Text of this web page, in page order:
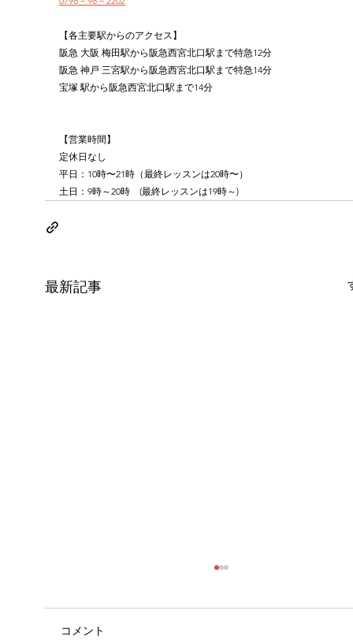
【各主要駅からのアクセス】
阪急 大阪 梅田駅から阪急西宮北口駅まで特急12分
阪急 神戸 三宮駅から阪急西宮北口駅まで特急14分
宝塚 駅から阪急西宮北口駅まで14分
【営業時間】
定休日なし
平日：10時〜21時（最終レッスンは20時〜）
土日：9時～20時　(最終レッスンは19時～)
最新記事
コメント